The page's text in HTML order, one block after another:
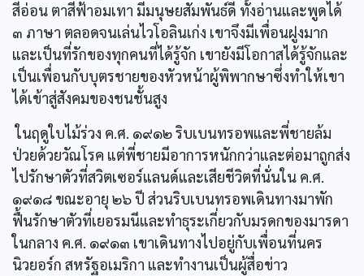
สีอ่อน ตาสีฟ้าอมเทา มีมนุษยสัมพันธ์ดี ทั้งอ่านและพูดได้
๓ ภาษา ตลอดจนเล่นไวโอลินเก่ง เขาจึงมีเพื่อนฝูงมาก
และเป็นที่รักของทุกคนที่ได้รู้จัก เขายังมีโอกาสได้รู้จักและ
เป็นเพื่อนกับบุตรชายของหัวหน้าผู้พิพากษาซึ่งทำให้เขา
ได้เข้าสู่สังคมของชนชั้นสูง
ในฤดูใบไม้ร่วง ค.ศ. ๑๙๑๒ ริบเบนทรอพและพี่ชายล้ม
ป่วยด้วยวัณโรค แต่พี่ชายมีอาการหนักกว่าและต่อมาถูกส่ง
ไปรักษาตัวที่สวิตเซอร์แลนด์และเสียชีวิตที่นั่นใน ค.ศ.
๑๙๑๘ ขณะอายุ ๒๖ ปี ส่วนริบเบนทรอพเดินทางมาพัก
ฟื้นรักษาตัวที่เยอรมนีและทำธุระเกี่ยวกับมรดกของมารดา
ในกลาง ค.ศ. ๑๙๑๓ เขาเดินทางไปอยู่กับเพื่อนที่นคร
นิวยอร์ก สหรัฐอเมริกา และทำงานเป็นผู้สื่อข่าว